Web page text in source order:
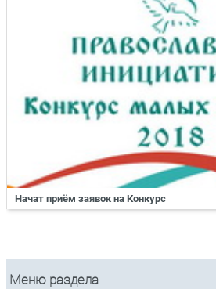
Начат приём заявок на Конкурс
Меню раздела